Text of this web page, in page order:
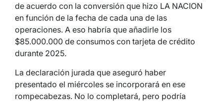
de acuerdo con la conversión que hizo LA NACION
en función de la fecha de cada una de las
operaciones. A eso habría que añadirle los
$85.000.000 de consumos con tarjeta de crédito
durante 2025.
La declaración jurada que aseguró haber
presentado el miércoles se incorporará en ese
rompecabezas. No lo completará, pero podría